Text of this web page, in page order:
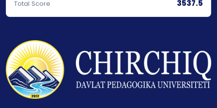
Total Score 3537.5